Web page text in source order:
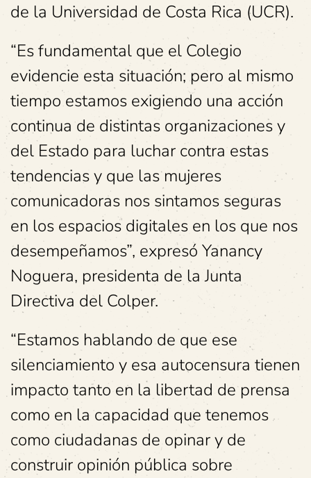
de la Universidad de Costa Rica (UCR).
“Es fundamental que el Colegio
evidencie esta situación; pero al mismo
tiempo estamos exigiendo una acción
continua de distintas organizaciones y
del Estado para luchar contra estas
tendencias y que las mujeres
comunicadoras nos sintamos seguras
en los espacios digitales en los que nos
desempeñamos”, expresó Yanancy
Noguera, presidenta de la Junta
Directiva del Colper.
“Estamos hablando de que ese
silenciamiento y esa autocensura tienen
impacto tanto en la libertad de prensa
como en la capacidad que tenemos
como ciudadanas de opinar y de
construir opinión pública sobre